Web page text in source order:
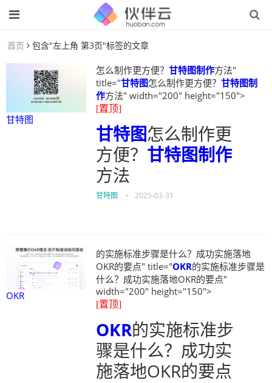
首页 包含"左上角 第3页"标签的文章
甘特图
怎么制作更方便？ 甘特图制作方法"
title="甘特图怎么制作更方便？ 甘特图制
作方法" width="200" height="150">
[置顶]
甘特图怎么制作更
方便？ 甘特图制作
方法
甘特图 • 2025-03-31
OKR
的实施标准步骤是什么？成功实施落地
OKR的要点" title="OKR的实施标准步骤是
什么？成功实施落地OKR的要点"
width="200" height="150">
[置顶]
OKR的实施标准步
骤是什么？成功实
施落地OKR的要点